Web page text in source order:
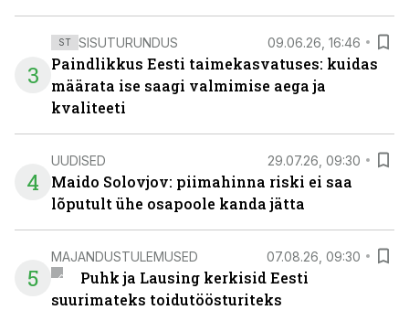
3
ST SISUTURUNDUS 09.06.26, 16:46
Paindlikkus Eesti taimekasvatuses: kuidas
määrata ise saagi valmimise aega ja
kvaliteeti
4
UUDISED 29.07.26, 09:30
Maido Solovjov: piimahinna riski ei saa
lõputult ühe osapoole kanda jätta
5
MAJANDUSTULEMUSED 07.08.26, 09:30
Puhk ja Lausing kerkisid Eesti
suurimateks toidutöösturiteks